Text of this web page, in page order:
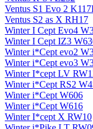
Ventus S1 Evo 2
Ventus S2 as X RH17
Winter I Cept Evo4
Winter I Cept IZ3
Winter i*Cept evo2
Winter i*Cept evo3
Winter I*cept LV
Winter i*Cept RS2
Winter i*Cept W606
Winter i*Cept W616
Winter I*cept X RW10